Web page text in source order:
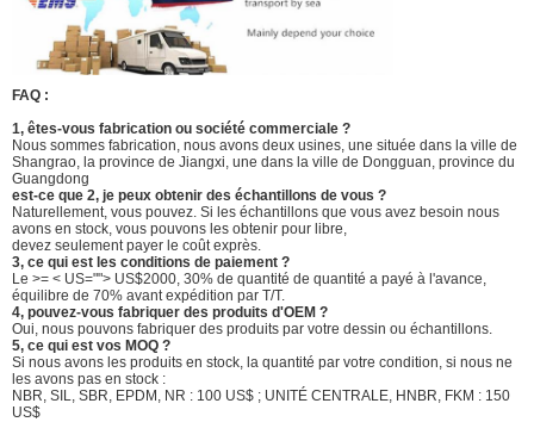
FAQ :
1, êtes-vous fabrication ou société commerciale ?
Nous sommes fabrication, nous avons deux usines, une située dans la ville de
Shangrao, la province de Jiangxi, une dans la ville de Dongguan, province du
Guangdong
est-ce que 2, je peux obtenir des échantillons de vous ?
Naturellement, vous pouvez. Si les échantillons que vous avez besoin nous
avons en stock, vous pouvons les obtenir pour libre,
devez seulement payer le coût exprès.
3, ce qui est les conditions de paiement ?
Le >= < US=""> US$2000, 30% de quantité de quantité a payé à l'avance,
équilibre de 70% avant expédition par T/T.
4, pouvez-vous fabriquer des produits d'OEM ?
Oui, nous pouvons fabriquer des produits par votre dessin ou échantillons.
5, ce qui est vos MOQ ?
Si nous avons les produits en stock, la quantité par votre condition, si nous ne
les avons pas en stock :
NBR, SIL, SBR, EPDM, NR : 100 US$ ; UNITÉ CENTRALE, HNBR, FKM : 150
US$